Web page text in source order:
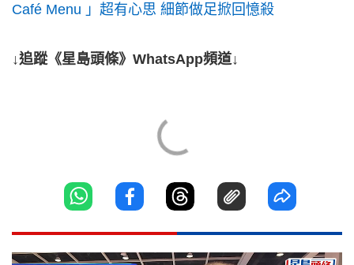
Café Menu 」超有心思 細節做足掀回憶殺
↓追蹤《星島頭條》WhatsApp頻道↓